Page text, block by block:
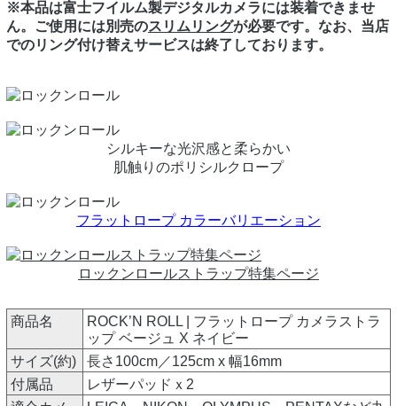
※本品は富士フイルム製デジタルカメラには装着できませ
ん。ご使用には別売のスリムリングが必要です。なお、当店
でのリング付け替えサービスは終了しております。
シルキーな光沢感と柔らかい
肌触りのポリシルクロープ
フラットロープ カラーバリエーション
ロックンロールストラップ特集ページ
商品名
ROCK’N ROLL | フラットロープ カメラストラ
ップ ベージュ X ネイビー
サイズ(約)
長さ100cm／125cm x 幅16mm
付属品
レザーパッドｘ2